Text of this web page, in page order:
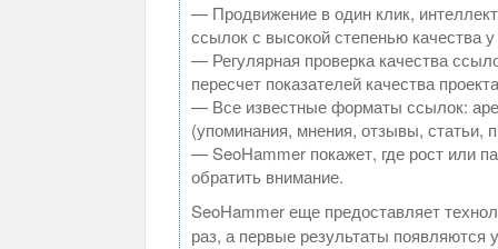
— Продвижение в один клик,
ссылок с высокой степенью качества
— Регулярная проверка качества
пересчет показателей качества
— Все известные форматы ссылок:
(упоминания, мнения, отзывы, статьи,
— SeoHammer покажет, где рост или
обратить внимание.
SeoHammer еще предоставляет
раз, а первые результаты появляются